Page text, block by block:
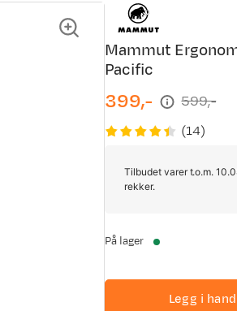
Mammut
Pacific
discounted
price
399,-
original
price
599,-
(14)
Tilbudet varer t.o.m.
rekker.
På lager
Legg i